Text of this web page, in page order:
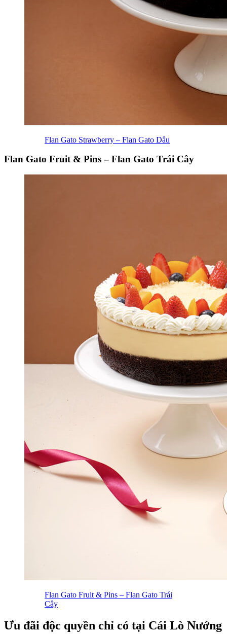
Flan Gato Strawberry – Flan Gato Dâu
Flan Gato Fruit & Pins – Flan Gato Trái Cây
Flan Gato Fruit & Pins – Flan Gato Trái
Cây
Ưu đãi độc quyền chỉ có tại Cái Lò Nướng